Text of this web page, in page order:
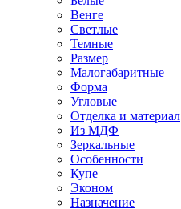
Венге
Светлые
Темные
Размер
Малогабаритные
Форма
Угловые
Отделка и материал
Из МДФ
Зеркальные
Особенности
Купе
Эконом
Назначение